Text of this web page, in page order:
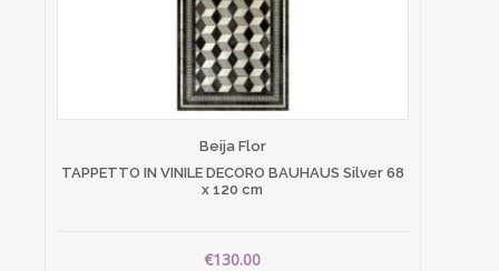
Beija Flor
TAPPETTO IN VINILE DECORO BAUHAUS Silver 68
x 120 cm
€130.00